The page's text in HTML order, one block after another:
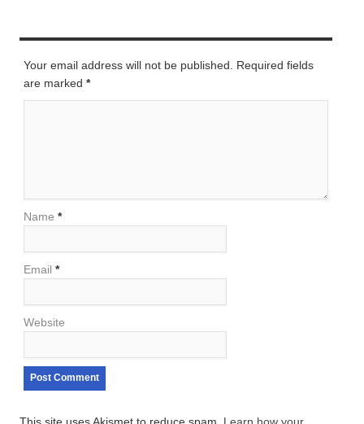
Your email address will not be published. Required fields
are marked *
Name *
Email *
Website